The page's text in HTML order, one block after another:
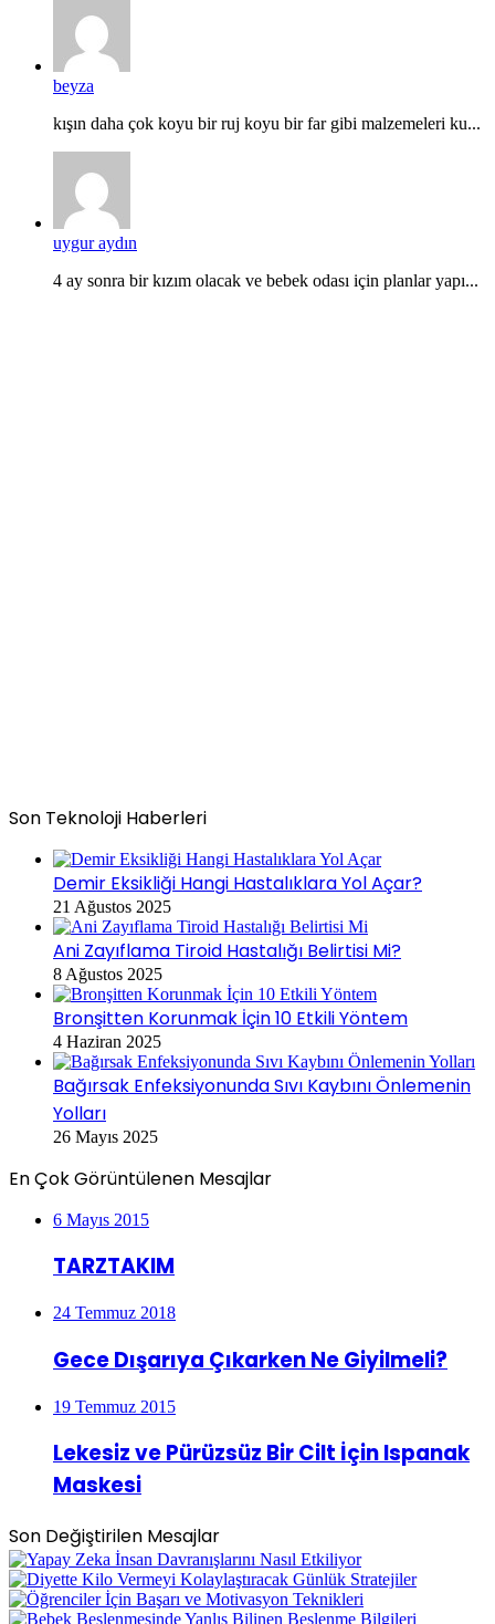
beyza
kışın daha çok koyu bir ruj koyu bir far gibi malzemeleri ku...
uygur aydın
4 ay sonra bir kızım olacak ve bebek odası için planlar yapı...
Son Teknoloji Haberleri
Demir Eksikliği Hangi Hastalıklara Yol Açar?
21 Ağustos 2025
Ani Zayıflama Tiroid Hastalığı Belirtisi Mi?
8 Ağustos 2025
Bronşitten Korunmak İçin 10 Etkili Yöntem
4 Haziran 2025
Bağırsak Enfeksiyonunda Sıvı Kaybını Önlemenin
Yolları
26 Mayıs 2025
En Çok Görüntülenen Mesajlar
6 Mayıs 2015
TARZTAKIM
24 Temmuz 2018
Gece Dışarıya Çıkarken Ne Giyilmeli?
19 Temmuz 2015
Lekesiz ve Pürüzsüz Bir Cilt İçin Ispanak
Maskesi
Son Değiştirilen Mesajlar